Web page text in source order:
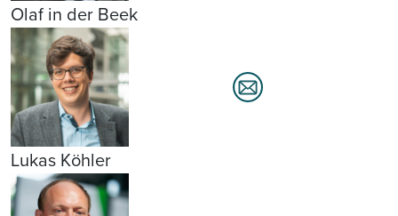
Olaf in der Beek
Lukas Köhler